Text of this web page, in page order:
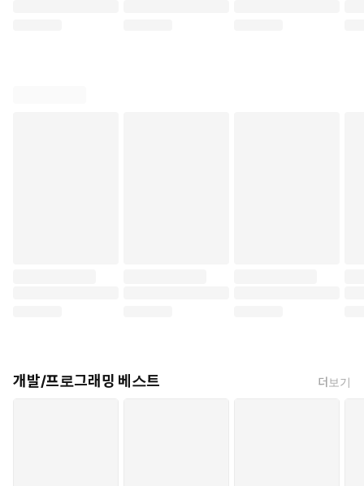
개발/프로그래밍 베스트 더보기